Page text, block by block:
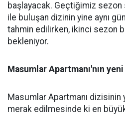
başlayacak. Geçtiğimiz sezon
ile buluşan dizinin yine aynı
tahmin edilirken, ikinci sezon
bekleniyor.
Masumlar Apartmanı'nın
Masumlar Apartmanı
merak edilmesinde ki en